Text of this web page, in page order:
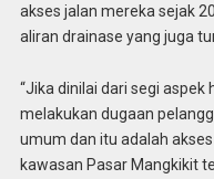
akses jalan mereka sejak
aliran drainase yang juga
“Jika dinilai dari segi aspek
melakukan dugaan
umum dan itu adalah
kawasan Pasar Mangkikit